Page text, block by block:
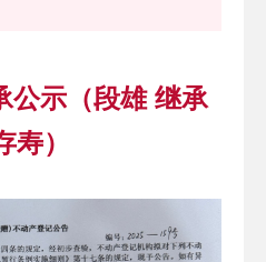
公示（段雄 继承
寿）